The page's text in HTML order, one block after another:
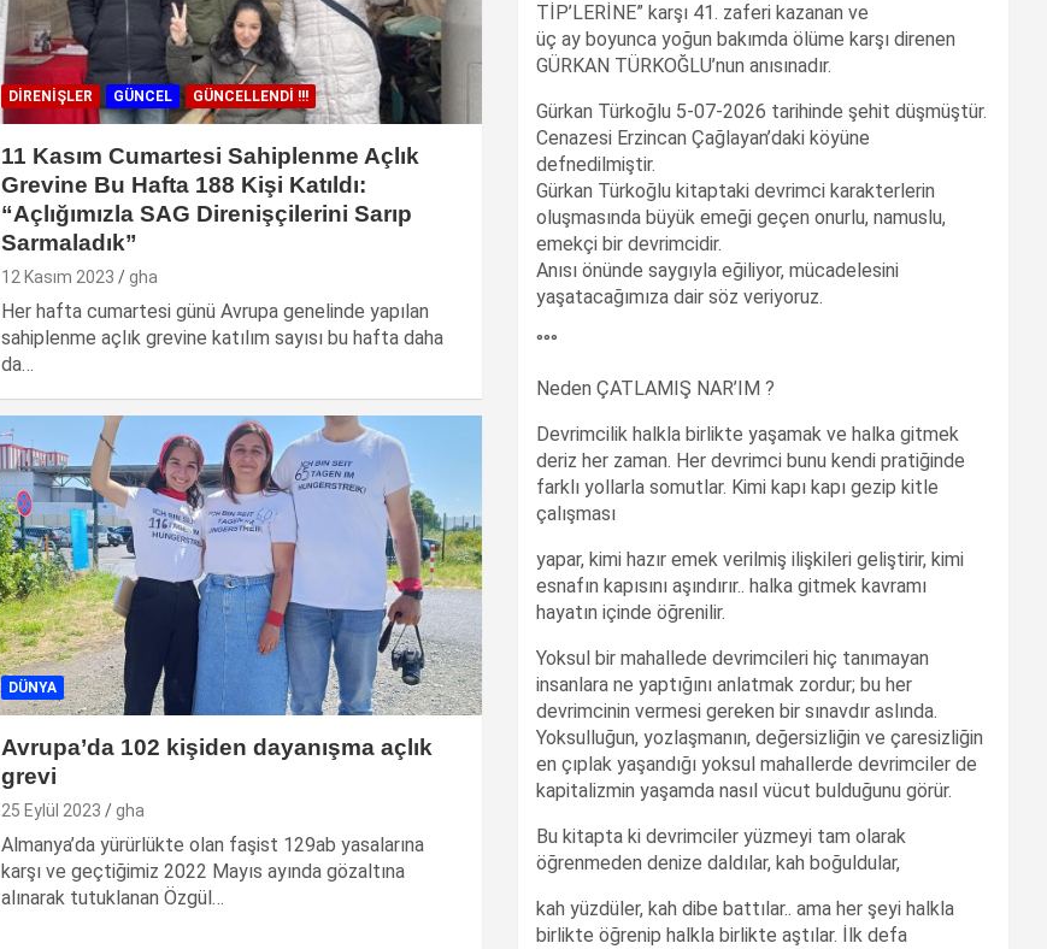
DIRENIŞLER GÜNCEL GÜNCELLENDI !!!
11 Kasım Cumartesi Sahiplenme Açlık
Grevine Bu Hafta 188 Kişi Katıldı:
“Açlığımızla SAG Direnişçilerini Sarıp
Sarmaladık”
12 Kasım 2023 gha
Her hafta cumartesi günü Avrupa genelinde yapılan
sahiplenme açlık grevine katılım sayısı bu hafta daha
da…
DÜNYA
Avrupa’da 102 kişiden dayanışma açlık
grevi
25 Eylül 2023 gha
Almanya’da yürürlükte olan faşist 129ab yasalarına
karşı ve geçtiğimiz 2022 Mayıs ayında gözaltına
alınarak tutuklanan Özgül…
TİP’LERİNE” karşı 41. zaferi kazanan ve
üç ay boyunca yoğun bakımda ölüme karşı direnen
GÜRKAN TÜRKOĞLU’nun anısınadır.
Gürkan Türkoğlu 5-07-2026 tarihinde şehit düşmüştür.
Cenazesi Erzincan Çağlayan’daki köyüne
defnedilmiştir.
Gürkan Türkoğlu kitaptaki devrimci karakterlerin
oluşmasında büyük emeği geçen onurlu, namuslu,
emekçi bir devrimcidir.
Anısı önünde saygıyla eğiliyor, mücadelesini
yaşatacağımıza dair söz veriyoruz.
°°°
Neden ÇATLAMIŞ NAR’IM ?
Devrimcilik halkla birlikte yaşamak ve halka gitmek
deriz her zaman. Her devrimci bunu kendi pratiğinde
farklı yollarla somutlar. Kimi kapı kapı gezip kitle
çalışması
yapar, kimi hazır emek verilmiş ilişkileri geliştirir, kimi
esnafın kapısını aşındırır.. halka gitmek kavramı
hayatın içinde öğrenilir.
Yoksul bir mahallede devrimcileri hiç tanımayan
insanlara ne yaptığını anlatmak zordur; bu her
devrimcinin vermesi gereken bir sınavdır aslında.
Yoksulluğun, yozlaşmanın, değersizliğin ve çaresizliğin
en çıplak yaşandığı yoksul mahallerde devrimciler de
kapitalizmin yaşamda nasıl vücut bulduğunu görür.
Bu kitapta ki devrimciler yüzmeyi tam olarak
öğrenmeden denize daldılar, kah boğuldular,
kah yüzdüler, kah dibe battılar.. ama her şeyi halkla
birlikte öğrenip halkla birlikte aştılar. İlk defa